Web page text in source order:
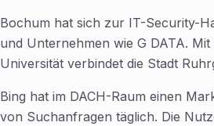
Bochum hat sich zur IT-Security-
und Unternehmen wie G DATA.
Universität verbindet die Stadt
Bing hat im DACH-Raum einen
von Suchanfragen täglich. Die